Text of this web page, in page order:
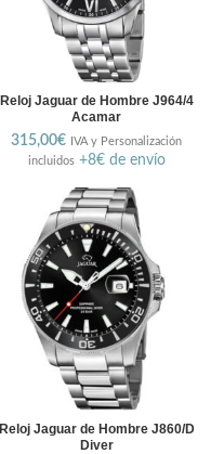
Reloj Jaguar de Hombre J964/4
Acamar
315,00€
IVA y Personalización
incluidos +8€ de envío
Reloj Jaguar de Hombre J860/D
Diver